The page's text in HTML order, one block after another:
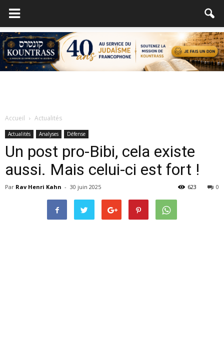
Accueil Actualités
Actualités Analyses Défense
Un post pro-Bibi, cela existe
aussi. Mais celui-ci est fort !
Par Rav Henri Kahn - 30 juin 2025 0
623